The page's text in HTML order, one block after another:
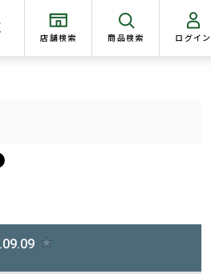
店舗検索 商品検索 ログイン